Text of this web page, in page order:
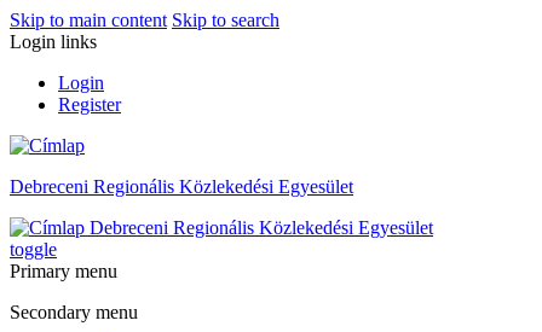
Skip to main content Skip to search
Login links
Login
Register
Debreceni Regionális Közlekedési Egyesület
Debreceni Regionális Közlekedési Egyesület
toggle
Primary menu
Secondary menu